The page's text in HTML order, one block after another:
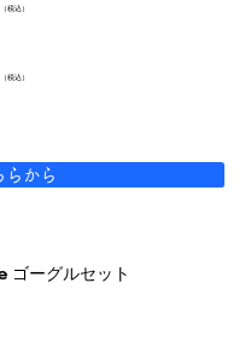
（税込）
らから
（税込）
ゴーグルセット